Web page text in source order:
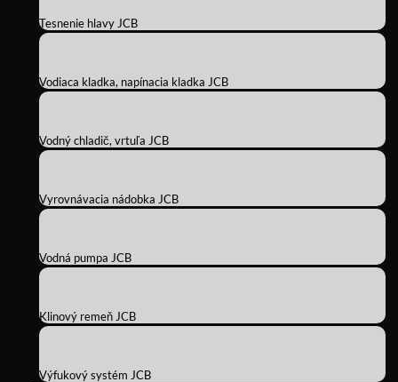
Tesnenie hlavy JCB
Vodiaca kladka, napínacia kladka JCB
Vodný chladič, vrtuľa JCB
Vyrovnávacia nádobka JCB
Vodná pumpa JCB
Klinový remeň JCB
Výfukový systém JCB